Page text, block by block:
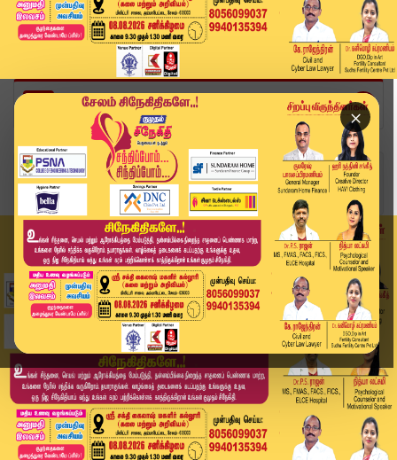
×
Home
வீடியோ ஸ்டோரி
கேரளாவில் ஸ்கை டைனிங்... - சிக்கிய சுற்றுலா பய...